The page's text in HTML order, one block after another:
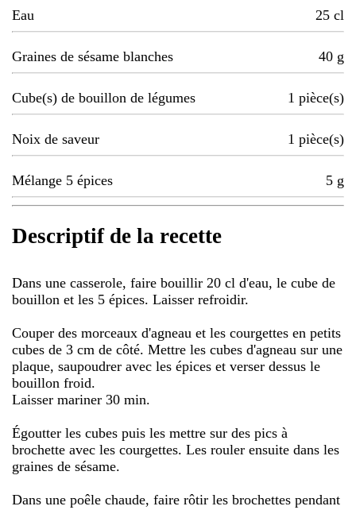
Eau 25 cl
Graines de sésame blanches 40 g
Cube(s) de bouillon de légumes 1 pièce(s)
Noix de saveur 1 pièce(s)
Mélange 5 épices 5 g
Descriptif de la recette
Dans une casserole, faire bouillir 20 cl d'eau, le cube de
bouillon et les 5 épices. Laisser refroidir.
Couper des morceaux d'agneau et les courgettes en petits
cubes de 3 cm de côté. Mettre les cubes d'agneau sur une
plaque, saupoudrer avec les épices et verser dessus le
bouillon froid.
Laisser mariner 30 min.
Égoutter les cubes puis les mettre sur des pics à
brochette avec les courgettes. Les rouler ensuite dans les
graines de sésame.
Dans une poêle chaude, faire rôtir les brochettes pendant